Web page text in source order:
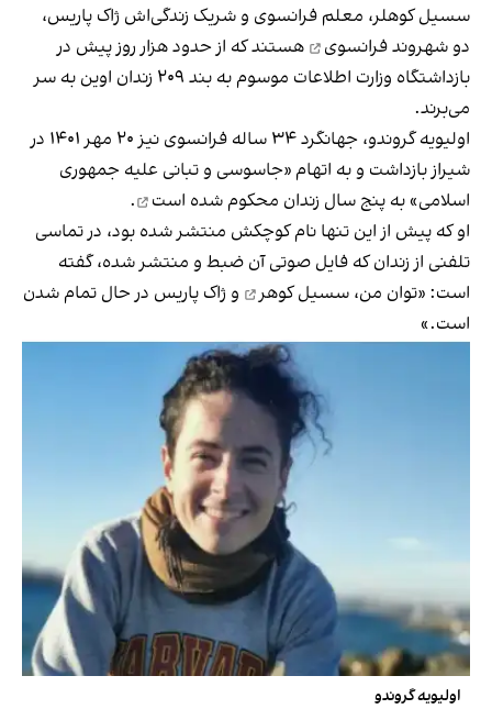
سسیل کوهلر، معلم فرانسوی و شریک زندگی‌اش ژاک پاریس،
دو شهروند فرانسوی
هستند که از حدود هزار روز پیش در
بازداشتگاه وزارت اطلاعات موسوم به بند ۲۰۹ زندان اوین به سر
می‌‌برند.
اولیویه گروندو، جهانگرد ۳۴ ساله فرانسوی نیز ۲۰ مهر ۱۴۰۱ در
شیراز بازداشت و به اتهام «جاسوسی و تبانی علیه جمهوری
اسلامی» به پنج سال زندان محکوم شده است
.
او که پیش از این تنها نام کوچکش منتشر شده بود، در تماسی
تلفنی از زندان که فایل صوتی آن ضبط و منتشر شده، گفته
است: «توان من، سسیل کوهر
و ژاک پاریس در حال تمام شدن
است.»
اولیویه گروندو